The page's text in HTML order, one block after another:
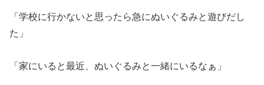
「学校に行かないと思ったら急にぬいぐるみと遊びだし
た」
「家にいると最近、ぬいぐるみと一緒にいるなぁ」